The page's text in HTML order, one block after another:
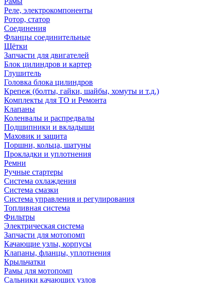
Реле, электрокомпоненты
Ротор, статор
Соединения
Фланцы соединительные
Щётки
Запчасти для двигателей
Блок цилиндров и картер
Глушитель
Головка блока цилиндров
Крепеж (болты, гайки, шайбы, хомуты и т.д.)
Комплекты для ТО и Ремонта
Клапаны
Коленвалы и распредвалы
Подшипники и вкладыши
Маховик и защита
Поршни, кольца, шатуны
Прокладки и уплотнения
Ремни
Ручные стартеры
Система охлаждения
Система смазки
Система управления и регулирования
Топливная система
Фильтры
Электрическая система
Запчасти для мотопомп
Качающие узлы, корпусы
Клапаны, фланцы, уплотнения
Крыльчатки
Рамы для мотопомп
Сальники качающих узлов